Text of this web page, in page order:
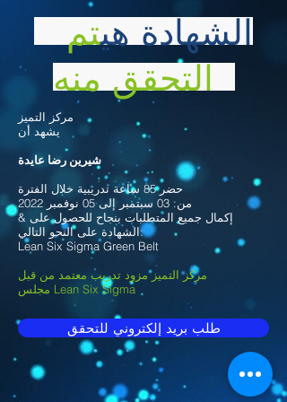
الشهادة هيتم
مركز التميز
يشهد أن
شيرين رضا عايدة
حضر 85 ساعة تدريبية خلال الفترة
من: 03 سبتمبر إلى 05 نوفمبر 2022
& إكمال جميع المتطلبات بنجاح للحصول على
الشهادة على النحو التالي:
Lean Six Sigma Green Belt
مركز التميز مزود تدريب معتمد من قبل
مجلس Lean Six Sigma
طلب بريد إلكتروني للتحقق